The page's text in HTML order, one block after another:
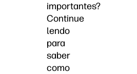
importantes?
Continue
lendo
para
saber
como